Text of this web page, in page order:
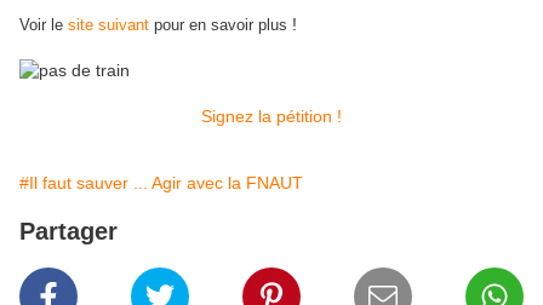
Voir le site suivant pour en savoir plus !
Signez la pétition !
#Il faut sauver ... Agir avec la FNAUT
Partager